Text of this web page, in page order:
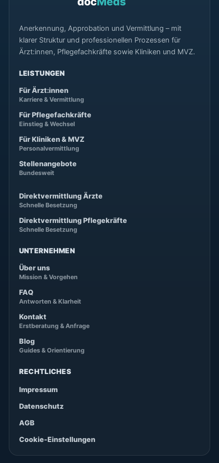
Anerkennung, Approbation und Vermittlung – mit
klarer Struktur und professionellen Prozessen für
Ärzt:innen, Pflegefachkräfte sowie Kliniken und MVZ.
LEISTUNGEN
Für Ärzt:innen
Karriere & Vermittlung
Für Pflegefachkräfte
Einstieg & Wechsel
Für Kliniken & MVZ
Personalvermittlung
Stellenangebote
Bundesweit
Direktvermittlung Ärzte
Schnelle Besetzung
Direktvermittlung Pflegekräfte
Schnelle Besetzung
UNTERNEHMEN
Über uns
Mission & Vorgehen
FAQ
Antworten & Klarheit
Kontakt
Erstberatung & Anfrage
Blog
Guides & Orientierung
RECHTLICHES
Impressum
Datenschutz
AGB
Cookie-Einstellungen